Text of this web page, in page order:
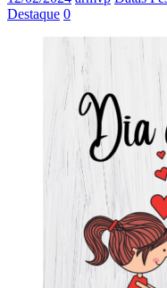
Destaque 0